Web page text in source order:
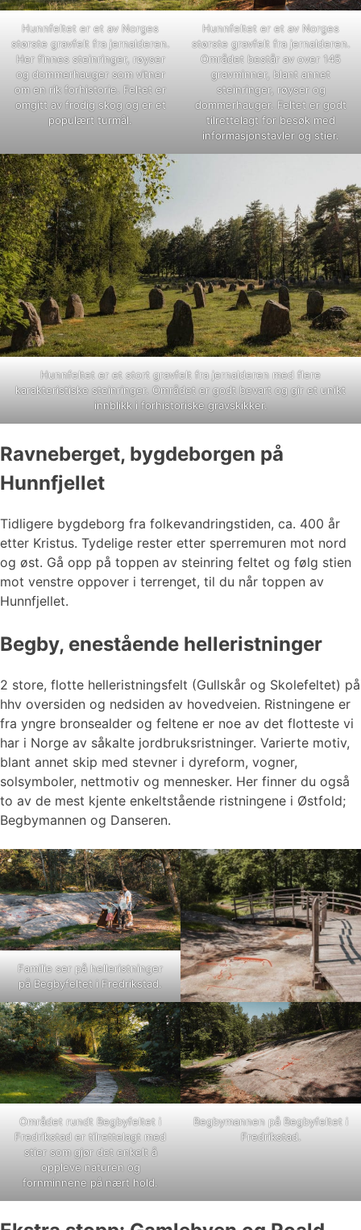
Hunnfeltet er et av Norges
største gravfelt fra jernalderen.
Her finnes steinringer, røyser
og dommerhauger som vitner
om en rik forhistorie. Feltet er
omgitt av frodig skog og er et
populært turmål.
Hunnfeltet er et av Norges
største gravfelt fra jernalderen.
Området består av over 145
gravminner, blant annet
steinringer, røyser og
dommerhauger. Feltet er godt
tilrettelagt for besøk med
informasjonstavler og stier.
Hunnfeltet er et stort gravfelt fra jernalderen med flere
karakteristiske steinringer. Området er godt bevart og gir et unikt
innblikk i forhistoriske gravskikker.
Ravneberget, bygdeborgen på
Hunnfjellet
Tidligere bygdeborg fra folkevandringstiden, ca. 400 år
etter Kristus. Tydelige rester etter sperremuren mot nord
og øst. Gå opp på toppen av steinring feltet og følg stien
mot venstre oppover i terrenget, til du når toppen av
Hunnfjellet.
Begby, enestående helleristninger
2 store, flotte helleristningsfelt (Gullskår og Skolefeltet) på
hhv oversiden og nedsiden av hovedveien. Ristningene er
fra yngre bronsealder og feltene er noe av det flotteste vi
har i Norge av såkalte jordbruksristninger. Varierte motiv,
blant annet skip med stevner i dyreform, vogner,
solsymboler, nettmotiv og mennesker. Her finner du også
to av de mest kjente enkeltstående ristningene i Østfold;
Begbymannen og Danseren.
Familie ser på helleristninger
på Begbyfeltet i Fredrikstad.
Området rundt Begbyfeltet i
Fredrikstad er tilrettelagt med
stier som gjør det enkelt å
oppleve naturen og
fornminnene på nært hold.
Begbymannen på Begbyfeltet i
Fredrikstad.